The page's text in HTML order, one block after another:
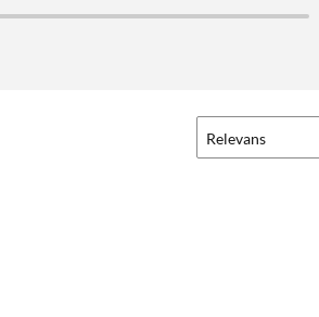
Relevans